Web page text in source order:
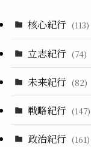
核心紀行 (113)
立志紀行 (74)
未来紀行 (82)
戦略紀行 (147)
政治紀行 (161)